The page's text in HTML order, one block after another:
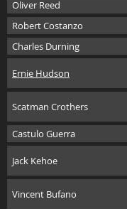
Oliver Reed
Robert Costanzo
Charles Durning
Ernie Hudson
Scatman Crothers
Castulo Guerra
Jack Kehoe
Vincent Bufano